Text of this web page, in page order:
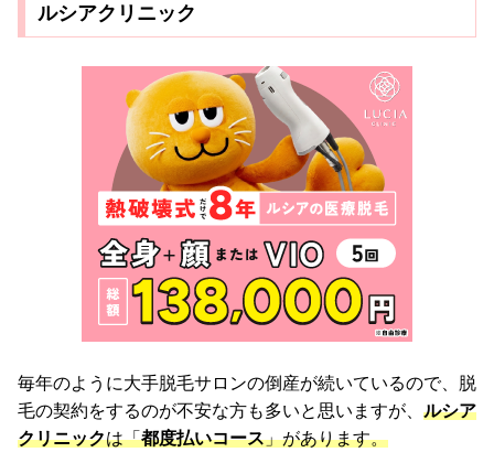
ルシアクリニック
毎年のように大手脱毛サロンの倒産が続いているので、脱
毛の契約をするのが不安な方も多いと思いますが、 ルシア
クリニックは「都度払いコース」があります。